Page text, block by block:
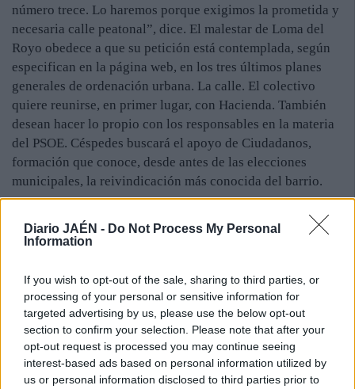
Diario JAÉN - Do Not Process My Personal
Information
If you wish to opt-out of the sale, sharing to third parties, or
processing of your personal or sensitive information for
targeted advertising by us, please use the below opt-out
section to confirm your selection. Please note that after your
opt-out request is processed you may continue seeing
interest-based ads based on personal information utilized by
us or personal information disclosed to third parties prior to
número trece. Lo haremos porque exigimos la prometida y
necesaria calle peatonal”, dice. El malestar de Loma del
Royo obedece a que su petición está contemplada, según
especifican en la página web, en los tres últimos planes
generales de ordenación urbana. La calle. El colectivo
quiere reunirse, en primer lugar, con Hacienda. También
desean hacer lo propio con los responsables en la materia
del PSOE. Céspedes buscará el apoyo de Ciudadanos,
formación que conoce, desde antes de las elecciones
municipales, la reivindicación más conocida del barrio.
una concentración, pero priorizamos los siguientes
encuentros con el Ayuntamiento”, expone el presidente. El
una urbanización privada. En caso de que ejecute la calle
peatonal, los residentes serían indemnizados. “Serían unos
85.000 euros”, asegura Céspedes. La insistencia del
colectivo vecinal no propicia, hasta la fecha, un cambio
contundente en la situación: “Volvemos a recordar que
hay muchas familias con niños y personas mayores, que